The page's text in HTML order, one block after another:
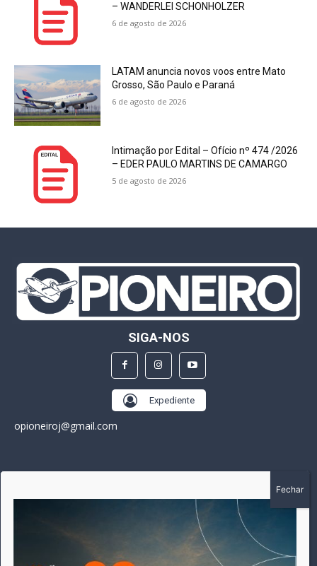
– WANDERLEI SCHONHOLZER
6 de agosto de 2026
LATAM anuncia novos voos entre Mato
Grosso, São Paulo e Paraná
6 de agosto de 2026
Intimação por Edital – Ofício nº 474 /2026
– EDER PAULO MARTINS DE CAMARGO
5 de agosto de 2026
SIGA-NOS
Expediente
opioneiroj@gmail.com
A história do Pioneiro inicia em fevereiro de 2005 em
Canarana - MT, na época, como um jornal impresso semanal,
que chegou a possuir mil assinantes. Durante 15 anos, foram
publicadas 691 edições que narraram os acontecimentos